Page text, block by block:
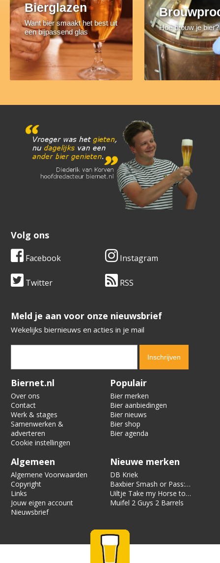
Bierglazen
Want bier smaakt het best uit
een bijpassend glas
Hoe brouw je bier?
Volg ons
Facebook Instagram
Twitter RSS
​​​​​​​Meld je aan voor onze nieuwsbrief
Wekelijks biernieuws en acties in je mail
Verification code:
Biernet.nl
Over ons
Contact
Werk & stages
Samenwerken &
adverteren
Cookie instellingen
Populair
Bier merken
Bier aanbiedingen
Bier nieuws
Bier shop
Bier agenda
Algemeen
Algemene Voorwaarden
Copyright
Links
Jouw eigen account
Nieuwsbrief
Nieuwe merken
DB Kriek
Baxbier Smash or Pass:
Strata
Uiltje Take my Horse to
the Hotel Room
Muifel 2 Guys 2 Barrels